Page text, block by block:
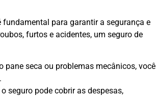
para garantir a segurança e
furtos e acidentes, um seguro de
pane seca ou problemas mecânicos, você
seguro pode cobrir as despesas,